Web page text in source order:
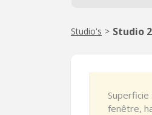
Studio's > Studio
fenêtre,